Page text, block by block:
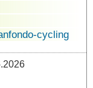
cycling